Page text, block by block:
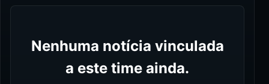
Nenhuma notícia vinculada
a este time ainda.